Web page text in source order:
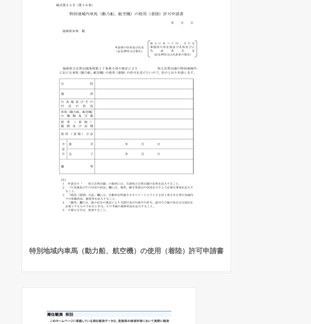
特別地域内車馬（動力船、航空機）の使用（着陸）許可申請書